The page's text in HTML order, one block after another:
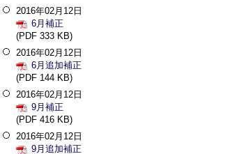
2016年02月12日
6月補正
(PDF 333 KB)
2016年02月12日
6月追加補正
(PDF 144 KB)
2016年02月12日
9月補正
(PDF 416 KB)
2016年02月12日
9月追加補正